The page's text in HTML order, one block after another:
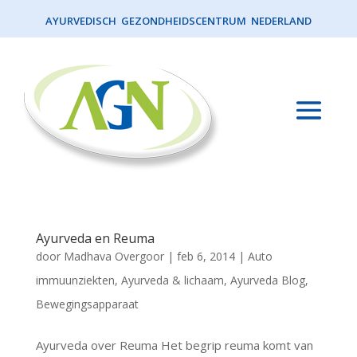
AYURVEDISCH GEZONDHEIDSCENTRUM NEDERLAND
Ayurveda en Reuma
door Madhava Overgoor| feb 6, 2014| Auto
immuunziekten, Ayurveda & lichaam, Ayurveda Blog,
Bewegingsapparaat
Ayurveda over Reuma Het begrip reuma komt van